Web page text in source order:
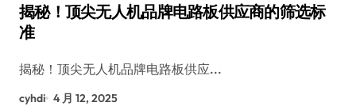
揭秘！顶尖无人机品牌电路板供应商的筛选标
准
揭秘！顶尖无人机品牌电路板供应...
cyhdi 4 月 12, 2025